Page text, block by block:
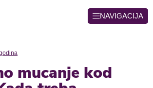
NAVIGACIJA
mucanje kod